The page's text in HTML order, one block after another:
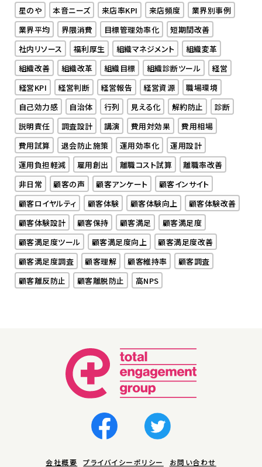
星のや
本音ニーズ 来店率KPI 来店頻度
業界別事例
業界平均
界隈消費 目標管理効率化
短期間改善
社内リソース
福利厚生 組織マネジメント
組織変革
組織改善
組織改革 組織目標 組織診断ツール
経営
経営KPI
経営判断 経営報告 経営資源
職場環境
自己効力感
自治体 行列 見える化 解約防止
診断
説明責任
調査設計 講演 費用対効果
費用相場
費用試算
退会防止施策 運用効率化
運用設計
運用負担軽減
雇用創出 離職コスト試算
離職率改善
非日常
顧客の声 顧客アンケート
顧客インサイト
顧客ロイヤルティ
顧客体験 顧客体験向上
顧客体験改善
顧客体験設計
顧客保持 顧客満足
顧客満足度
顧客満足度ツール
顧客満足度向上
顧客満足度改善
顧客満足度調査
顧客理解 顧客維持率
顧客調査
顧客離反防止
顧客離脱防止 高NPS
会社概要 プライバイシーポリシー お問い合わせ